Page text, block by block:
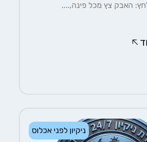
צץ מכל פינה,....
ניקיון לפני אכלוס